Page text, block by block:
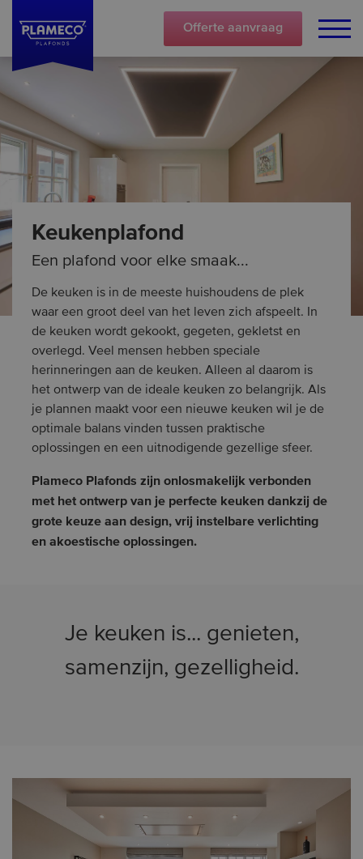
Offerte aanvraag
Keukenplafond
Een plafond voor elke smaak...
De keuken is in de meeste huishoudens de plek
waar een groot deel van het leven zich afspeelt. In
de keuken wordt gekookt, gegeten, gekletst en
overlegd. Veel mensen hebben speciale
herinneringen aan de keuken. Alleen al daarom is
het ontwerp van de ideale keuken zo belangrijk. Als
je plannen maakt voor een nieuwe keuken wil je de
optimale balans vinden tussen praktische
oplossingen en een uitnodigende gezellige sfeer.
Plameco Plafonds zijn onlosmakelijk verbonden
met het ontwerp van je perfecte keuken dankzij de
grote keuze aan design, vrij instelbare verlichting
en akoestische oplossingen.
Je keuken is... genieten,
samenzijn, gezelligheid.